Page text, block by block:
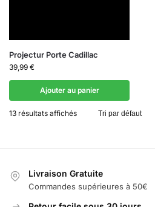
Projectur Porte Cadillac
39,99 €
Ajouter au panier
13 résultats affichés
Livraison Gratuite
Commandes supérieures à 50€